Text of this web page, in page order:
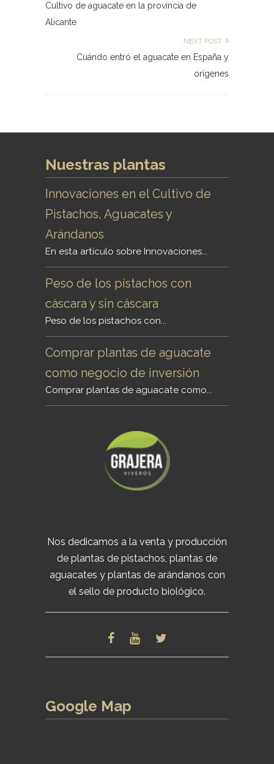
Cultivo de aguacate en la provincia de
Alicante
NEXT POST
Cuándo entró el aguacate en España y
orígenes
Nuestras plantas
Innovaciones en el Cultivo de
Pistachos, Aguacates y
Arándanos
En esta artículo sobre Innovaciones...
Peso de los pistachos con
cáscara y sin cáscara
Peso de los pistachos con...
Comprar plantas de aguacate
como negocio de inversión
Comprar plantas de aguacate como...
Nos dedicamos a la venta y producción
de plantas de pistachos, plantas de
aguacates y plantas de arándanos con
el sello de producto biológico.
Google Map